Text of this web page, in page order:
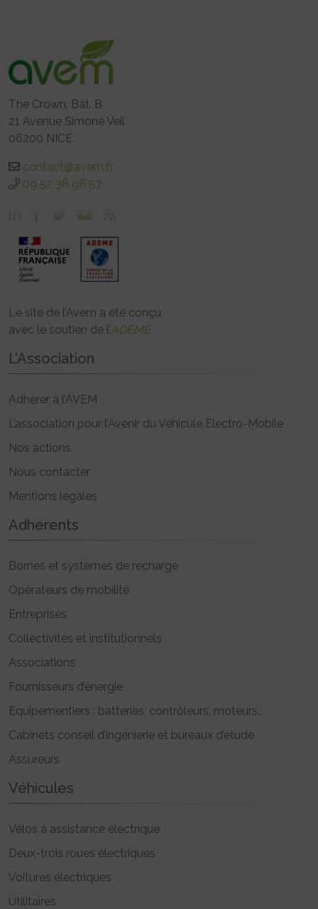
The Crown, Bât. B
21 Avenue Simone Veil
06200 NICE
contact@avem.fr
09 52 38 98 57
Le site de l’Avem a été conçu
avec le soutien de l’ADEME
L’Association
Adhérer à l’AVEM
L’association pour l’Avenir du Véhicule Electro-Mobile
Nos actions
Nous contacter
Mentions légales
Adhérents
Bornes et systèmes de recharge
Opérateurs de mobilité
Entreprises
Collectivités et institutionnels
Associations
Fournisseurs d’énergie
Equipementiers : batteries, contrôleurs, moteurs..
Cabinets conseil d’ingénierie et bureaux d’étude
Assureurs
Véhicules
Vélos à assistance électrique
Deux-trois roues électriques
Voitures électriques
Utilitaires